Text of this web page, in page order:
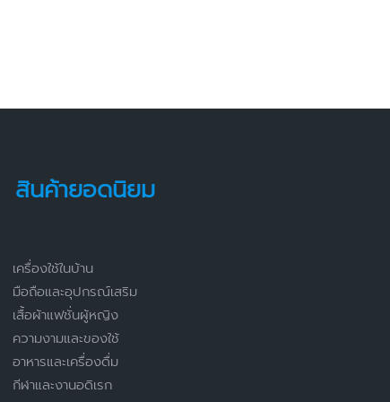
สินค้ายอดนิยม
เครื่องใช้ในบ้าน
มือถือและอุปกรณ์เสริม
เสื้อผ้าแฟชั่นผู้หญิง
ความงามและของใช้
อาหารและเครื่องดื่ม
กีฬาและงานอดิเรก